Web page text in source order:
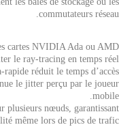
commutateurs réseau.
cartes NVIDIA Ada ou AMD
le ray‑tracing en temps réel.
réduit le temps d’accès
le jitter perçu par le joueur
mobile.
plusieurs nœuds, garantissant
même lors de pics de trafic.